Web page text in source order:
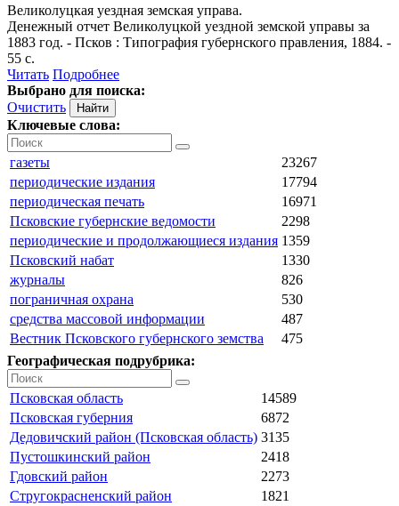
Великолуцкая уездная земская управа.
Денежный отчет Великолуцкой уездной земской управы за
1883 год. - Псков : Типография губернского правления, 1884. -
55 с.
Читать Подробнее
Выбрано для поиска:
Очистить
Ключевые слова:
газеты
23267
периодические издания
17794
периодическая печать
16971
Псковские губернские ведомости
2298
периодические и продолжающиеся издания 1359
Псковский набат
1330
журналы
826
пограничная охрана
530
средства массовой информации
487
Вестник Псковского губернского земства
475
Географическая подрубрика:
Псковская область
14589
Псковская губерния
6872
Дедовичский район (Псковская область) 3135
Пустошкинский район
2418
Гдовский район
2273
Стругокрасненский район
1821